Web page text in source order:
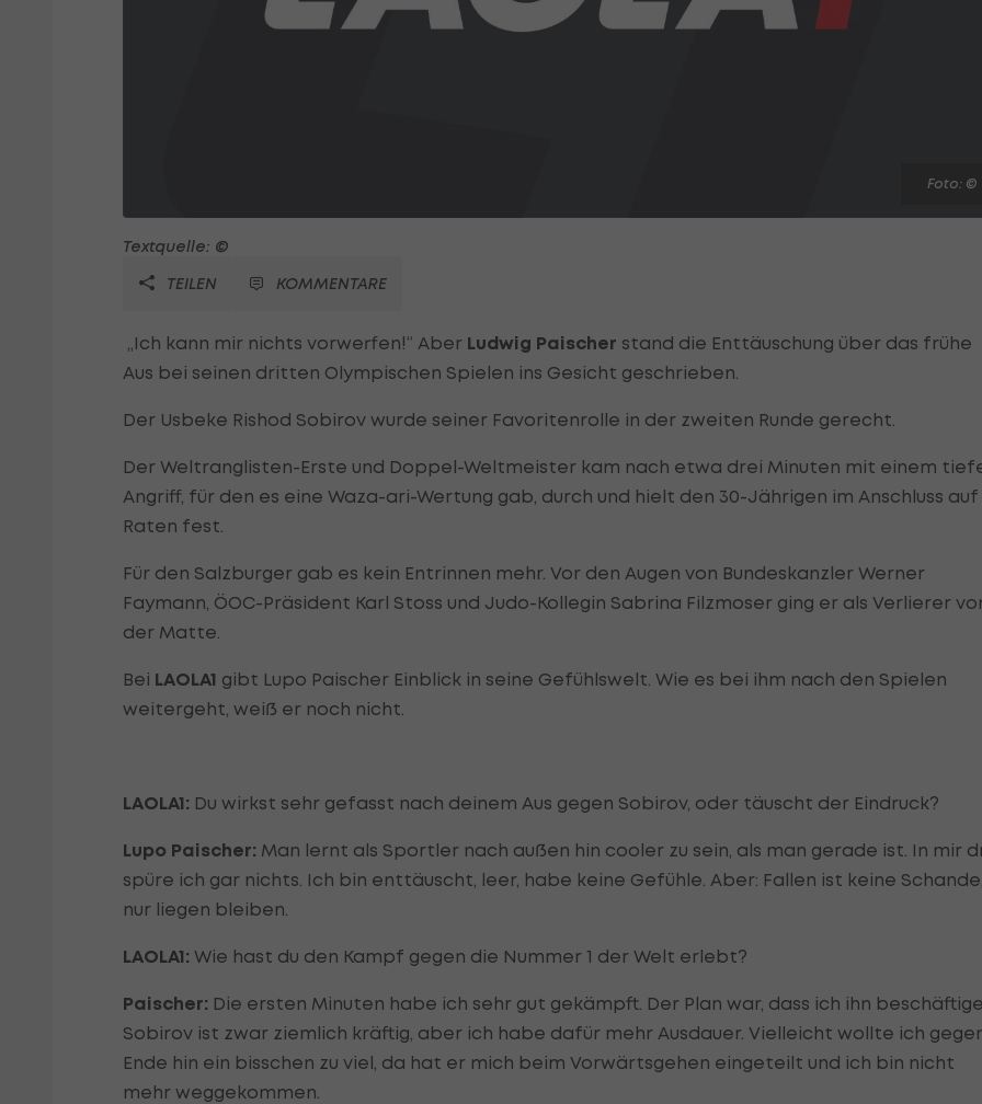
Foto: ©
Textquelle: ©
TEILEN
KOMMENTARE
„Ich kann mir nichts vorwerfen!“ Aber Ludwig Paischer stand die Enttäuschung über das frühe
Aus bei seinen dritten Olympischen Spielen ins Gesicht geschrieben.
Der Usbeke Rishod Sobirov wurde seiner Favoritenrolle in der zweiten Runde gerecht.
Der Weltranglisten-Erste und Doppel-Weltmeister kam nach etwa drei Minuten mit einem
Angriff, für den es eine Waza-ari-Wertung gab, durch und hielt den 30-Jährigen im Anschluss auf
Raten fest.
Für den Salzburger gab es kein Entrinnen mehr. Vor den Augen von Bundeskanzler Werner
Faymann, ÖOC-Präsident Karl Stoss und Judo-Kollegin Sabrina Filzmoser ging er als Verlierer
der Matte.
Bei LAOLA1 gibt Lupo Paischer Einblick in seine Gefühlswelt. Wie es bei ihm nach den Spielen
weitergeht, weiß er noch nicht.
LAOLA1: Du wirkst sehr gefasst nach deinem Aus gegen Sobirov, oder täuscht der Eindruck?
Lupo Paischer: Man lernt als Sportler nach außen hin cooler zu sein, als man gerade ist. In mir
spüre ich gar nichts. Ich bin enttäuscht, leer, habe keine Gefühle. Aber: Fallen ist keine
nur liegen bleiben.
LAOLA1: Wie hast du den Kampf gegen die Nummer 1 der Welt erlebt?
Paischer: Die ersten Minuten habe ich sehr gut gekämpft. Der Plan war, dass ich ihn
Sobirov ist zwar ziemlich kräftig, aber ich habe dafür mehr Ausdauer. Vielleicht wollte ich
Ende hin ein bisschen zu viel, da hat er mich beim Vorwärtsgehen eingeteilt und ich bin nicht
mehr weggekommen.